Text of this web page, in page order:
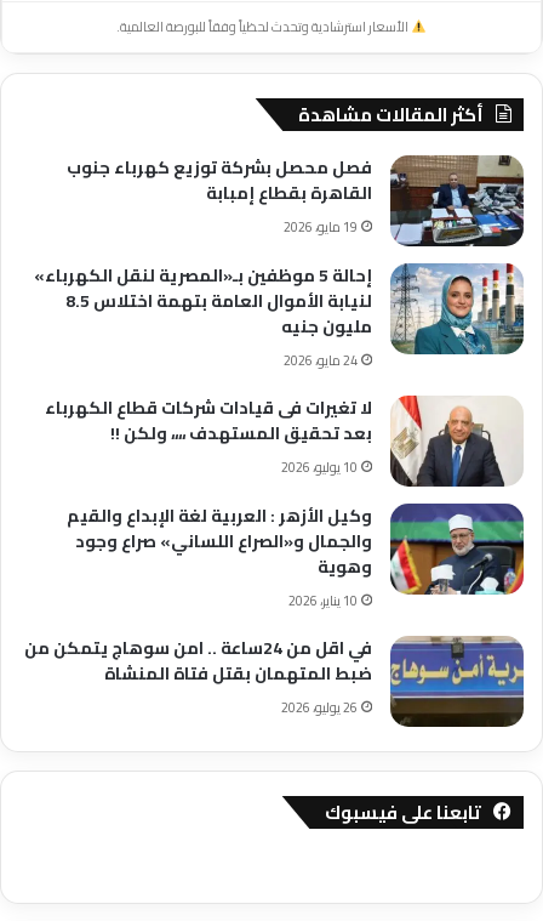
الأسعار استرشادية وتحدث لحظياً وفقاً للبورصة العالمية.
أكثر المقالات مشاهدة
فصل محصل بشركة توزيع كهرباء جنوب
القاهرة بقطاع إمبابة
19 مايو، 2026
إحالة 5 موظفين بـ«المصرية لنقل الكهرباء»
لنيابة الأموال العامة بتهمة اختلاس 8.5
مليون جنيه
24 مايو، 2026
لا تغيرات فى قيادات شركات قطاع الكهرباء
بعد تحقيق المستهدف ،،،، ولكن !!
10 يوليو، 2026
وكيل الأزهر : العربية لغة الإبداع والقيم
والجمال و«الصراع اللساني» صراع وجود
وهوية
10 يناير، 2026
في اقل من 24ساعة .. امن سوهاج يتمكن من
ضبط المتهمان بقتل فتاة المنشاة
26 يوليو، 2026
تابعنا على فيسبوك